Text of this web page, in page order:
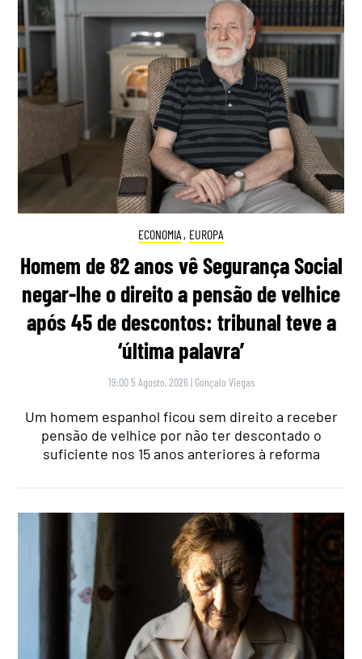
ECONOMIA , EUROPA
Homem de 82 anos vê Segurança Social
negar-lhe o direito a pensão de velhice
após 45 de descontos: tribunal teve a
‘última palavra’
19:00 5 Agosto, 2026 | Gonçalo Viegas
Um homem espanhol ficou sem direito a receber
pensão de velhice por não ter descontado o
suficiente nos 15 anos anteriores à reforma